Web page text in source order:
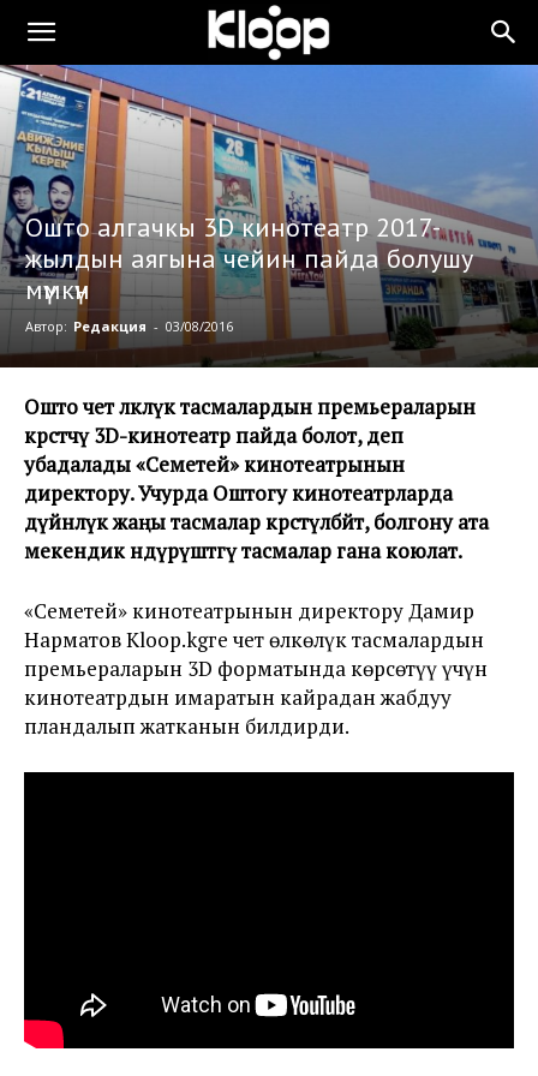
Ошто алгачкы 3D кинотеатр 2017-
жылдын аягына чейин пайда болушу
мүмкүн
Автор: Редакция - 03/08/2016
Ошто чет өлкөлүк тасмалардын премьераларын
көрсөтчү 3D-кинотеатр пайда болот, деп
убадалады «Семетей» кинотеатрынын
директору. Учурда Оштогу кинотеатрларда
дүйнөлүк жаңы тасмалар көрсөтүлбөйт, болгону ата
мекендик өндүрүштөгү тасмалар гана коюлат.
«Семетей» кинотеатрынын директору Дамир
Нарматов Kloop.kgге чет өлкөлүк тасмалардын
премьераларын 3D форматында көрсөтүү үчүн
кинотеатрдын имаратын кайрадан жабдуу
пландалып жатканын билдирди.